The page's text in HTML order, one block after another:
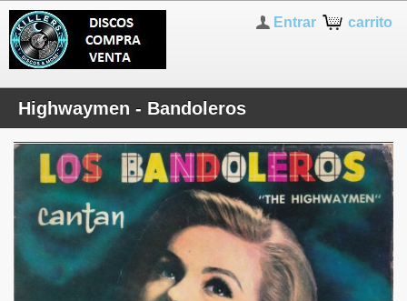
carrito
Entrar
Highwaymen - Bandoleros